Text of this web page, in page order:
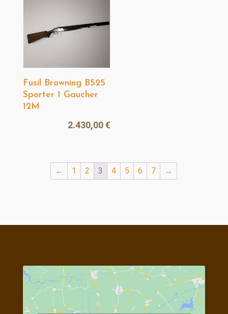
Fusil Browning B525
Sporter 1 Gaucher
12M
2.430,00€
← 1 2 3 4 5 6 7 →